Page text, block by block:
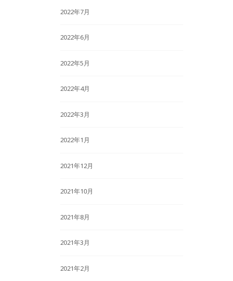
2022年7月
2022年6月
2022年5月
2022年4月
2022年3月
2022年1月
2021年12月
2021年10月
2021年8月
2021年3月
2021年2月